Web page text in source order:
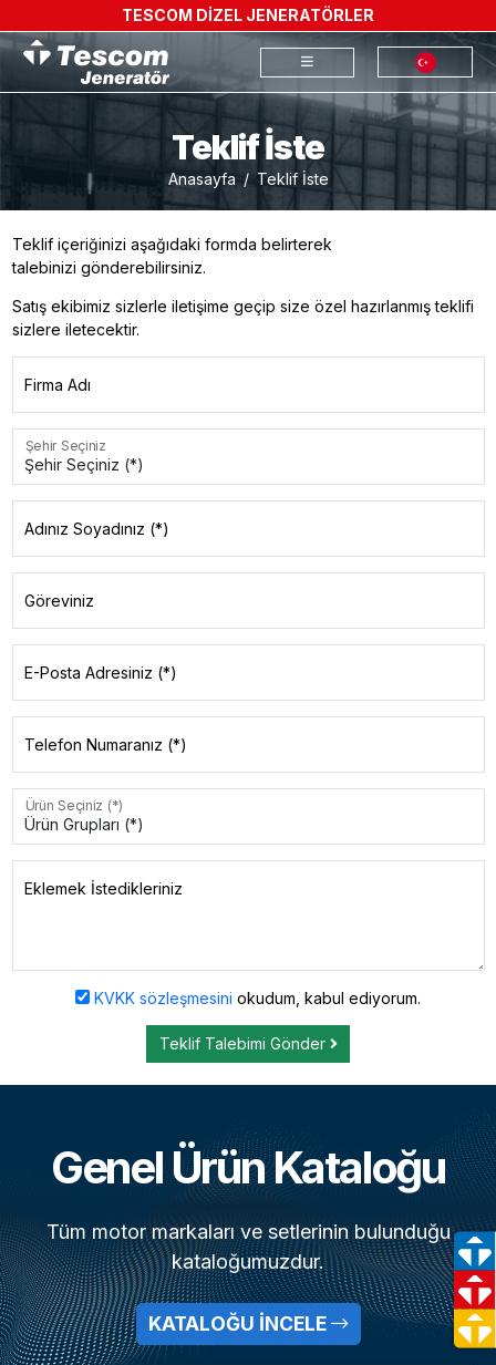
TESCOM DİZEL JENERATÖRLER
Teklif İste
Anasayfa Teklif İste
Teklif içeriğinizi aşağıdaki formda belirterek
talebinizi gönderebilirsiniz.
Satış ekibimiz sizlerle iletişime geçip size özel hazırlanmış teklifi
sizlere iletecektir.
Firma Adı
Şehir Seçiniz
Adınız Soyadınız (*)
Göreviniz
E-Posta Adresiniz (*)
Telefon Numaranız (*)
Ürün Seçiniz (*)
Eklemek İstedikleriniz
KVKK sözleşmesini okudum, kabul ediyorum.
Teklif Talebimi Gönder
Genel Ürün Kataloğu
Tüm motor markaları ve setlerinin bulunduğu
kataloğumuzdur.
KATALOĞU İNCELE